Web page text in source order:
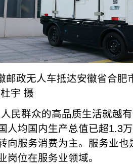
邮政无人车抵达安徽省合肥
宇 摄
民群众的高品质生活就越
人均国内生产总值已超1.3
向服务消费为主。服务业也
岗位在服务业领域。